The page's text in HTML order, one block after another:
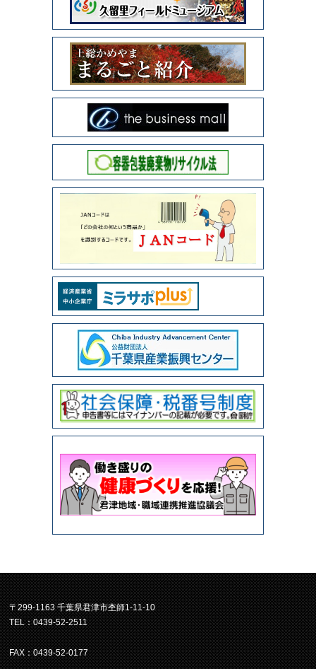
〒299-1163 千葉県君津市杢師1-11-10
TEL：0439-52-2511
FAX：0439-52-0177